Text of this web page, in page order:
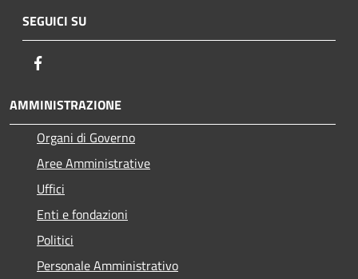
SEGUICI SU
AMMINISTRAZIONE
Organi di Governo
Aree Amministrative
Uffici
Enti e fondazioni
Politici
Personale Amministrativo